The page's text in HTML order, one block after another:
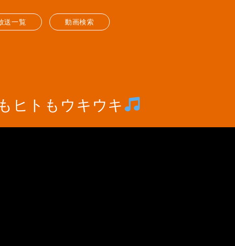
送一覧 動画検索
ヒトもウキウキ